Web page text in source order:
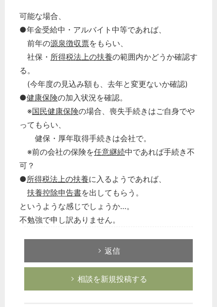
可能な場合、
●年金受給中・アルバイト中等であれば、
前年の源泉徴収票をもらい、
社保・ 所得税法上の扶養の範囲内かどうか確認す
る。
(今年度の見込み額も、去年と変更ないか確認)
●健康保険の加入状況を確認。
※国民健康保険の場合、喪失手続きはご自身でや
ってもらい、
健保・厚年取得手続きは会社で。
※前の会社の保険を任意継続中であれば手続き不
可？
●所得税法上の扶養に入るようであれば、
扶養控除申告書を出してもらう。
というような感じでしょうか…。
不勉強で申し訳ありません。
返信
相談を新規投稿する